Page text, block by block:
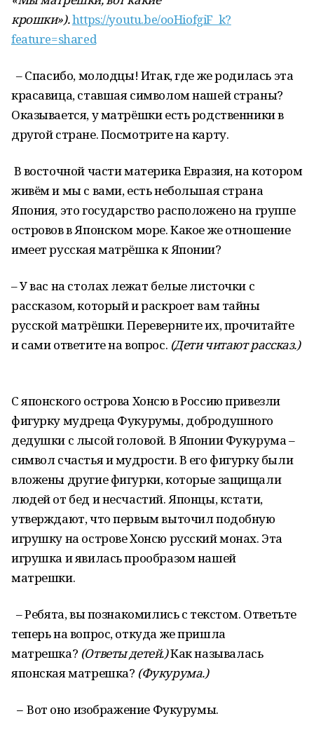
крошки»).https://youtu.be/ooHiofgiF k?
feature=shared
– Спасибо, молодцы! Итак, где же родилась эта
красавица, ставшая символом нашей страны?
Оказывается, у матрёшки есть родственники в
другой стране. Посмотрите на карту.
В восточной части материка Евразия, на котором
живём и мы с вами, есть небольшая страна
Япония, это государство расположено на группе
островов в Японском море. Какое же отношение
имеет русская матрёшка к Японии?
– У вас на столах лежат белые листочки с
рассказом, который и раскроет вам тайны
русской матрёшки. Переверните их, прочитайте
и сами ответите на вопрос. (Дети читают рассказ.)
С японского острова Хонсю в Россию привезли
фигурку мудреца Фукурумы, добродушного
дедушки с лысой головой. В Японии Фукурума –
символ счастья и мудрости. В его фигурку были
вложены другие фигурки, которые защищали
людей от бед и несчастий. Японцы, кстати,
утверждают, что первым выточил подобную
игрушку на острове Хонсю русский монах. Эта
игрушка и явилась прообразом нашей
матрешки.
– Ребята, вы познакомились с текстом. Ответьте
теперь на вопрос, откуда же пришла
матрешка? (Ответы детей.)Как называлась
японская матрешка? (Фукурума.)
– Вот оно изображение Фукурумы.